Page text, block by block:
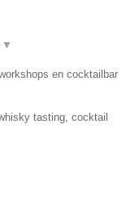
▼
en cocktailbar
tasting, cocktail